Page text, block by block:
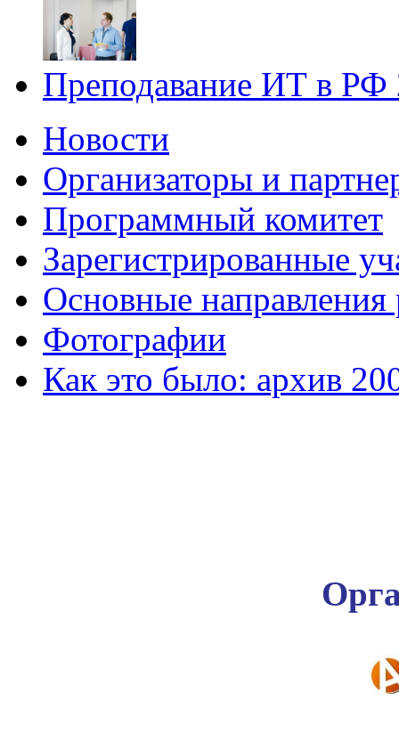
Преподавание ИТ в РФ
Новости
Организаторы и
Программный комитет
Зарегистрированные
Основные направления
Фотографии
Как это было: архив